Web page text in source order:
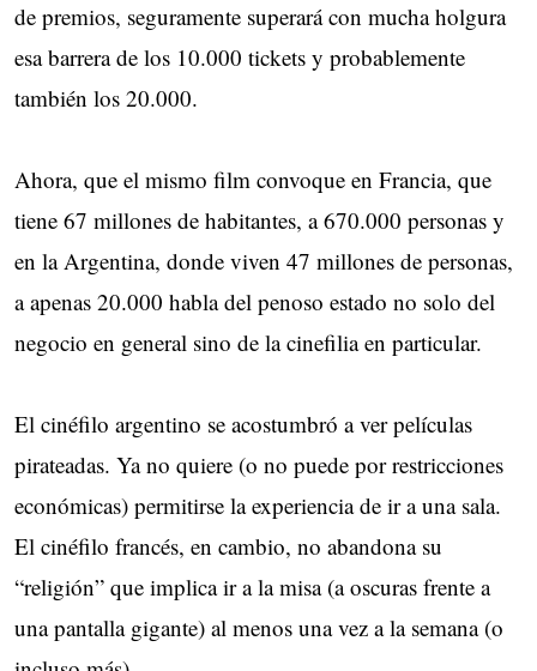
de premios, seguramente superará con mucha holgura
esa barrera de los 10.000 tickets y probablemente
también los 20.000.
Ahora, que el mismo film convoque en Francia, que
tiene 67 millones de habitantes, a 670.000 personas y
en la Argentina, donde viven 47 millones de personas,
a apenas 20.000 habla del penoso estado no solo del
negocio en general sino de la cinefilia en particular.
El cinéfilo argentino se acostumbró a ver películas
pirateadas. Ya no quiere (o no puede por restricciones
económicas) permitirse la experiencia de ir a una sala.
El cinéfilo francés, en cambio, no abandona su
“religión” que implica ir a la misa (a oscuras frente a
una pantalla gigante) al menos una vez a la semana (o